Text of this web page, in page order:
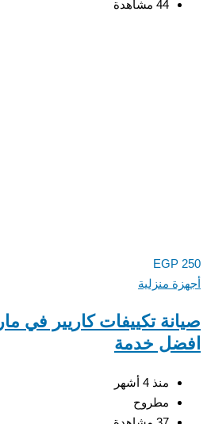
EGP
منزلية
خدمة
منذ 4 أشهر
مطروح